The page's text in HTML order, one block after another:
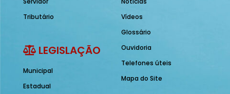
Tributário
LEGISLAÇÃO
Municipal
Estadual
Vídeos
Glossário
Ouvidoria
Telefones úteis
Mapa do Site